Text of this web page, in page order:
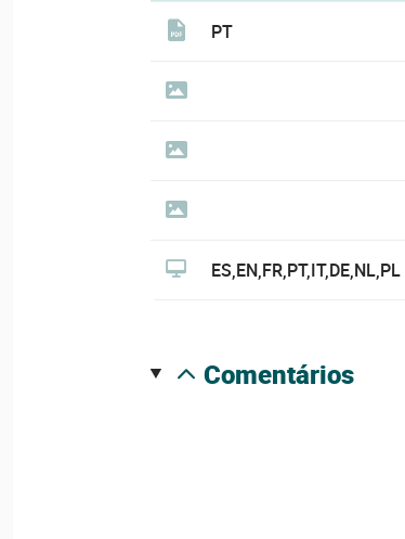
PT
ES,EN,FR,PT,IT,DE,NL,PL
comentários